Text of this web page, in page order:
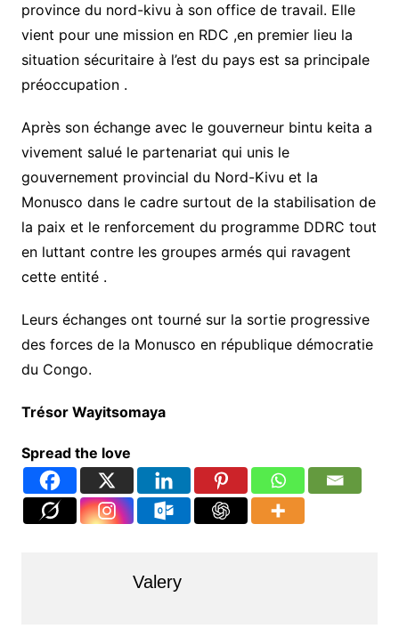
province du nord-kivu à son office de travail. Elle
vient pour une mission en RDC ,en premier lieu la
situation sécuritaire à l’est du pays est sa principale
préoccupation .
Après son échange avec le gouverneur bintu keita a
vivement salué le partenariat qui unis le
gouvernement provincial du Nord-Kivu et la
Monusco dans le cadre surtout de la stabilisation de
la paix et le renforcement du programme DDRC tout
en luttant contre les groupes armés qui ravagent
cette entité .
Leurs échanges ont tourné sur la sortie progressive
des forces de la Monusco en république démocratie
du Congo.
Trésor Wayitsomaya
Spread the love
Valery